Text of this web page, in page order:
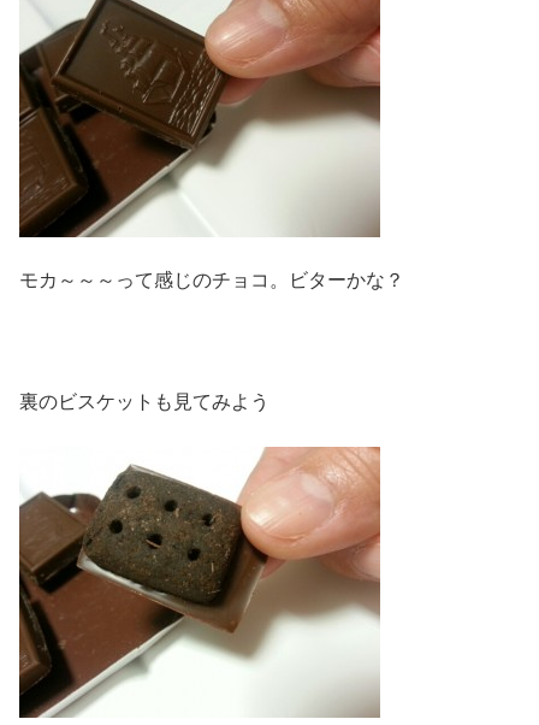
モカ～～～って感じのチョコ。ビターかな？
裏のビスケットも見てみよう